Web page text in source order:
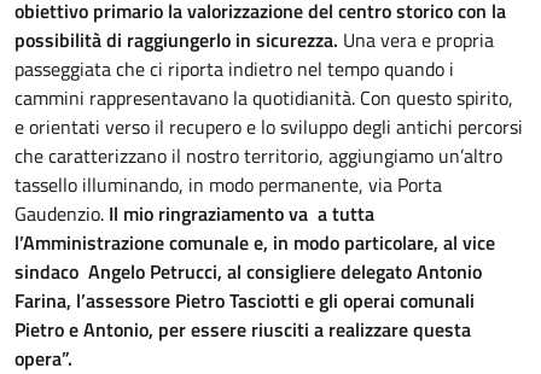
obiettivo primario la valorizzazione del centro storico con la
possibilità di raggiungerlo in sicurezza. Una vera e propria
passeggiata che ci riporta indietro nel tempo quando i
cammini rappresentavano la quotidianità. Con questo spirito,
e orientati verso il recupero e lo sviluppo degli antichi percorsi
che caratterizzano il nostro territorio, aggiungiamo un’altro
tassello illuminando, in modo permanente, via Porta
Gaudenzio. Il mio ringraziamento va a tutta
l’Amministrazione comunale e, in modo particolare, al vice
sindaco Angelo Petrucci, al consigliere delegato Antonio
Farina, l’assessore Pietro Tasciotti e gli operai comunali
Pietro e Antonio, per essere riusciti a realizzare questa
opera”.